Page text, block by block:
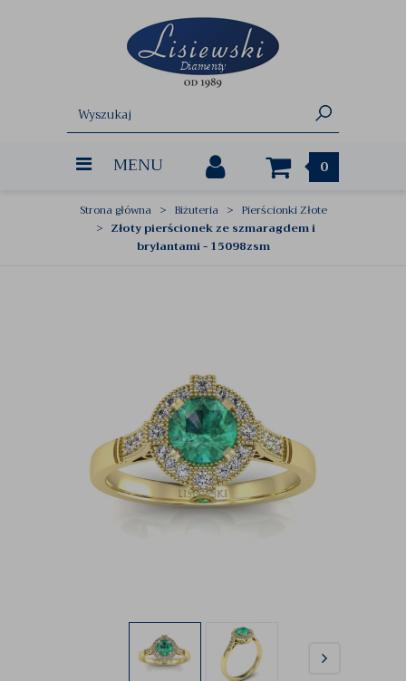
MENU 0
Strona główna Biżuteria
Pierścionki Złote
Złoty pierścionek ze szmaragdem i
brylantami - 15098zsm